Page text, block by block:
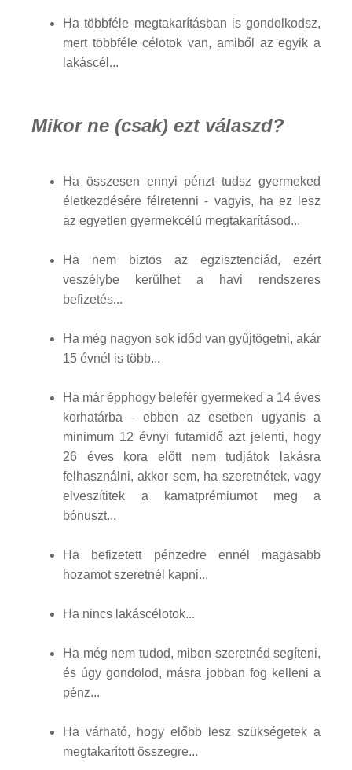
Ha többféle megtakarításban is gondolkodsz,
mert többféle célotok van, amiből az egyik a
lakáscél...
Mikor ne (csak) ezt válaszd?
Ha összesen ennyi pénzt tudsz gyermeked
életkezdésére félretenni - vagyis, ha ez lesz
az egyetlen gyermekcélú megtakarításod...
Ha nem biztos az egzisztenciád, ezért
veszélybe kerülhet a havi rendszeres
befizetés...
Ha még nagyon sok időd van gyűjtögetni, akár
15 évnél is több...
Ha már épphogy belefér gyermeked a 14 éves
korhatárba - ebben az esetben ugyanis a
minimum 12 évnyi futamidő azt jelenti, hogy
26 éves kora előtt nem tudjátok lakásra
felhasználni, akkor sem, ha szeretnétek, vagy
elveszítitek a kamatprémiumot meg a
bónuszt...
Ha befizetett pénzedre ennél magasabb
hozamot szeretnél kapni...
Ha nincs lakáscélotok...
Ha még nem tudod, miben szeretnéd segíteni,
és úgy gondolod, másra jobban fog kelleni a
pénz...
Ha várható, hogy előbb lesz szükségetek a
megtakarított összegre...